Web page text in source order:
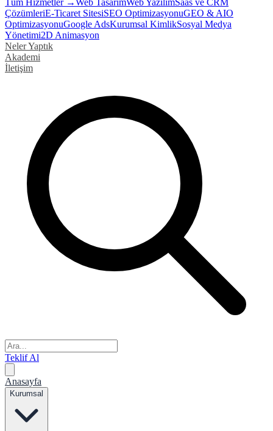
Tüm Hizmetler →Web TasarımWeb YazılımSaas ve CRM
ÇözümleriE-Ticaret SitesiSEO OptimizasyonuGEO & AIO
OptimizasyonuGoogle AdsKurumsal KimlikSosyal Medya
Yönetimi2D Animasyon
Neler Yaptık
Akademi
İletişim
Teklif Al
Anasayfa
Kurumsal